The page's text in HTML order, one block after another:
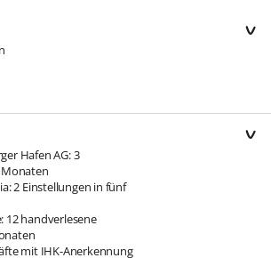
Hafen AG: 3
Monaten
2 Einstellungen in fünf
12 handverlesene
mit IHK-Anerkennung